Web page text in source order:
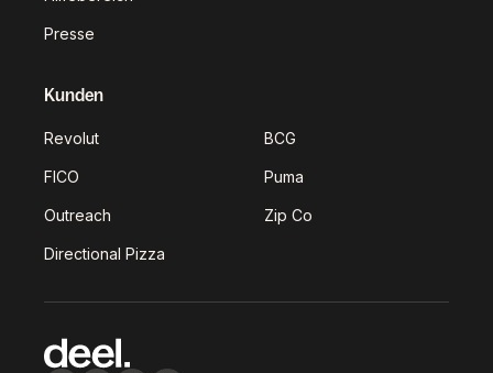
Presse
Kunden
Revolut BCG
FICO Puma
Outreach Zip Co
Directional Pizza